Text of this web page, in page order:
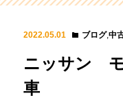
2022.05.01 ブログ,中
ニッサン
車